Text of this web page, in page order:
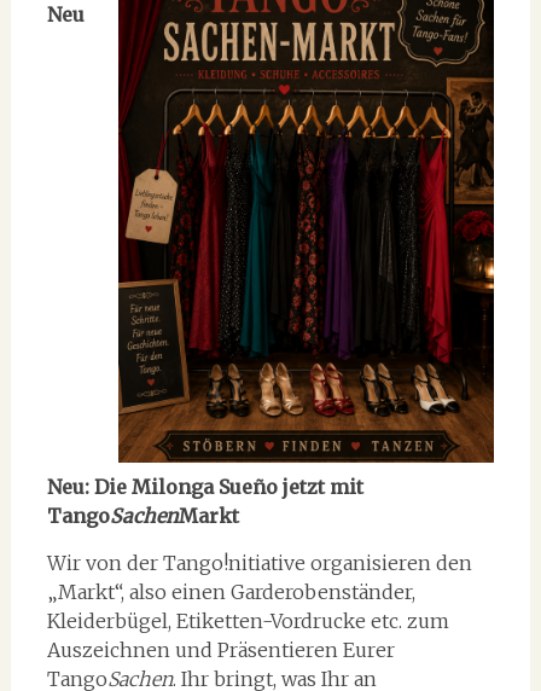
Neu
Neu: Die Milonga Sueño jetzt mit
TangoSachenMarkt
Wir von der Tango!nitiative organisieren den
„Markt“, also einen Garderobenständer,
Kleiderbügel, Etiketten-Vordrucke etc. zum
Auszeichnen und Präsentieren Eurer
TangoSachen. Ihr bringt, was Ihr an